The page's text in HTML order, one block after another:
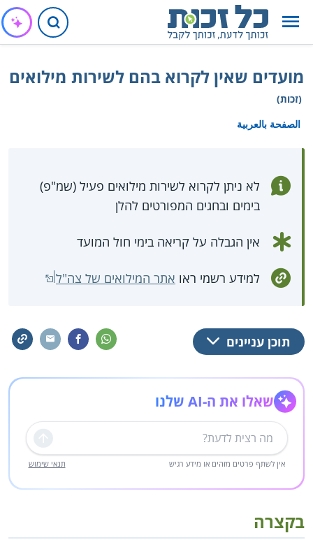
מועדים שאין לקרוא בהם לשירות מילואים
(זכות)
الصفحة بالعربية
לא ניתן לקרוא לשירות מילואים פעיל (שמ"פ)
בימים ובחגים המפורטים להלן
אין הגבלה על קריאה בימי חול המועד
למידע רשמי ראו אתר המילואים של צה"ל
תוכן עניינים
שאלו את ה-AI שלנו
שליחה
אין לשתף פרטים מזהים או מידע רגיש תנאי שימוש
בקצרה